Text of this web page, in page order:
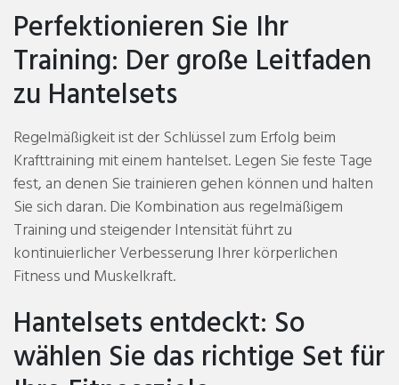
Perfektionieren Sie Ihr
Training: Der große Leitfaden
zu Hantelsets
Regelmäßigkeit ist der Schlüssel zum Erfolg beim
Krafttraining mit einem hantelset. Legen Sie feste Tage
fest, an denen Sie trainieren gehen können und halten
Sie sich daran. Die Kombination aus regelmäßigem
Training und steigender Intensität führt zu
kontinuierlicher Verbesserung Ihrer körperlichen
Fitness und Muskelkraft.
Hantelsets entdeckt: So
wählen Sie das richtige Set für